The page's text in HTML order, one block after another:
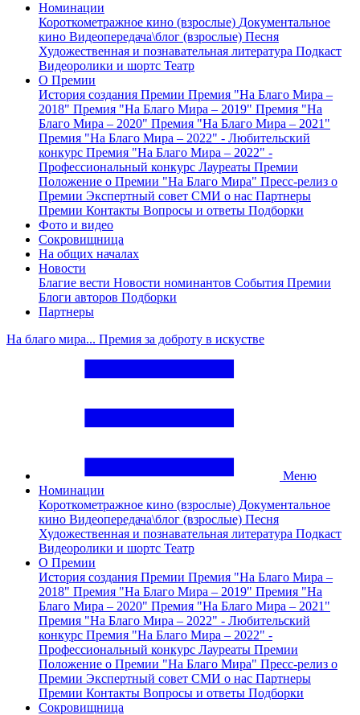
Номинации
Короткометражное кино (взрослые) Документальное
кино Видеопередача\блог (взрослые) Песня
Художественная и познавательная литература Подкаст
Видеоролики и шортс Театр
О Премии
История создания Премии Премия "На Благо Мира –
2018" Премия "На Благо Мира – 2019" Премия "На
Благо Мира – 2020" Премия "На Благо Мира – 2021"
Премия "На Благо Мира – 2022" - Любительский
конкурс Премия "На Благо Мира – 2022" -
Профессиональный конкурс Лауреаты Премии
Положение о Премии "На Благо Мира" Пресс-релиз о
Премии Экспертный совет СМИ о нас Партнеры
Премии Контакты Вопросы и ответы Подборки
Фото и видео
Сокровищница
На общих началах
Новости
Благие вести Новости номинантов События Премии
Блоги авторов Подборки
Партнеры
На благо мира... Премия за доброту в искустве
Меню
Номинации
Короткометражное кино (взрослые) Документальное
кино Видеопередача\блог (взрослые) Песня
Художественная и познавательная литература Подкаст
Видеоролики и шортс Театр
О Премии
История создания Премии Премия "На Благо Мира –
2018" Премия "На Благо Мира – 2019" Премия "На
Благо Мира – 2020" Премия "На Благо Мира – 2021"
Премия "На Благо Мира – 2022" - Любительский
конкурс Премия "На Благо Мира – 2022" -
Профессиональный конкурс Лауреаты Премии
Положение о Премии "На Благо Мира" Пресс-релиз о
Премии Экспертный совет СМИ о нас Партнеры
Премии Контакты Вопросы и ответы Подборки
Сокровищница